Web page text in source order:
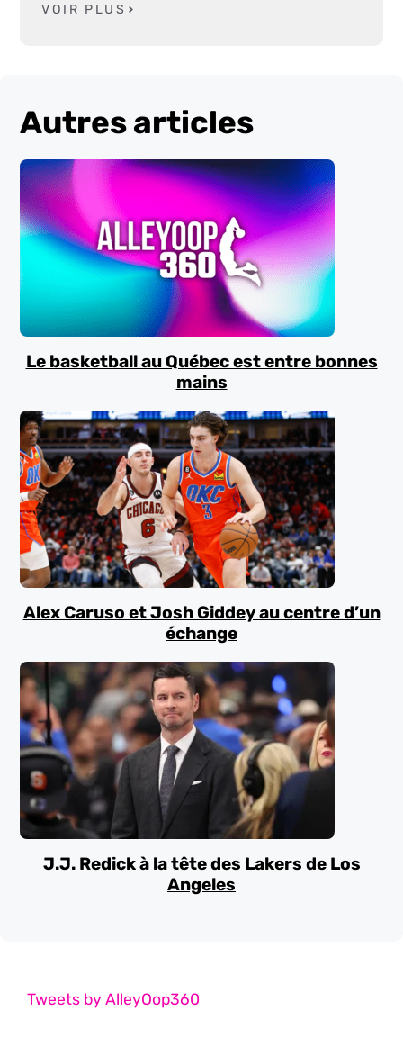
VOIR PLUS
Autres articles
Le basketball au Québec est entre bonnes
mains
Alex Caruso et Josh Giddey au centre d’un
échange
J.J. Redick à la tête des Lakers de Los
Angeles
Tweets by AlleyOop360